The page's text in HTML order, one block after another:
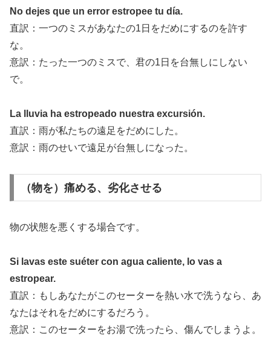
No dejes que un error estropee tu día.
直訳：一つのミスがあなたの1日をだめにするのを許す
な。
意訳：たった一つのミスで、君の1日を台無しにしない
で。
La lluvia ha estropeado nuestra excursión.
直訳：雨が私たちの遠足をだめにした。
意訳：雨のせいで遠足が台無しになった。
（物を）痛める、劣化させる
物の状態を悪くする場合です。
Si lavas este suéter con agua caliente, lo vas a
estropear.
直訳：もしあなたがこのセーターを熱い水で洗うなら、あ
なたはそれをだめにするだろう。
意訳：このセーターをお湯で洗ったら、傷んでしまうよ。